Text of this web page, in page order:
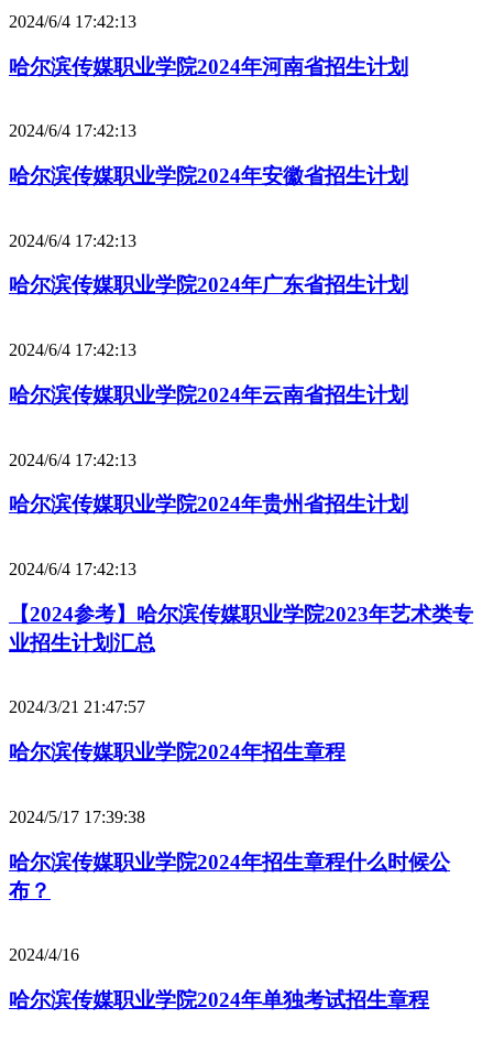
2024/6/4 17:42:13
哈尔滨传媒职业学院2024年河南省招生计划
2024/6/4 17:42:13
哈尔滨传媒职业学院2024年安徽省招生计划
2024/6/4 17:42:13
哈尔滨传媒职业学院2024年广东省招生计划
2024/6/4 17:42:13
哈尔滨传媒职业学院2024年云南省招生计划
2024/6/4 17:42:13
哈尔滨传媒职业学院2024年贵州省招生计划
2024/6/4 17:42:13
【2024参考】哈尔滨传媒职业学院2023年艺术类专
业招生计划汇总
2024/3/21 21:47:57
哈尔滨传媒职业学院2024年招生章程
2024/5/17 17:39:38
哈尔滨传媒职业学院2024年招生章程什么时候公
布？
2024/4/16
哈尔滨传媒职业学院2024年单独考试招生章程